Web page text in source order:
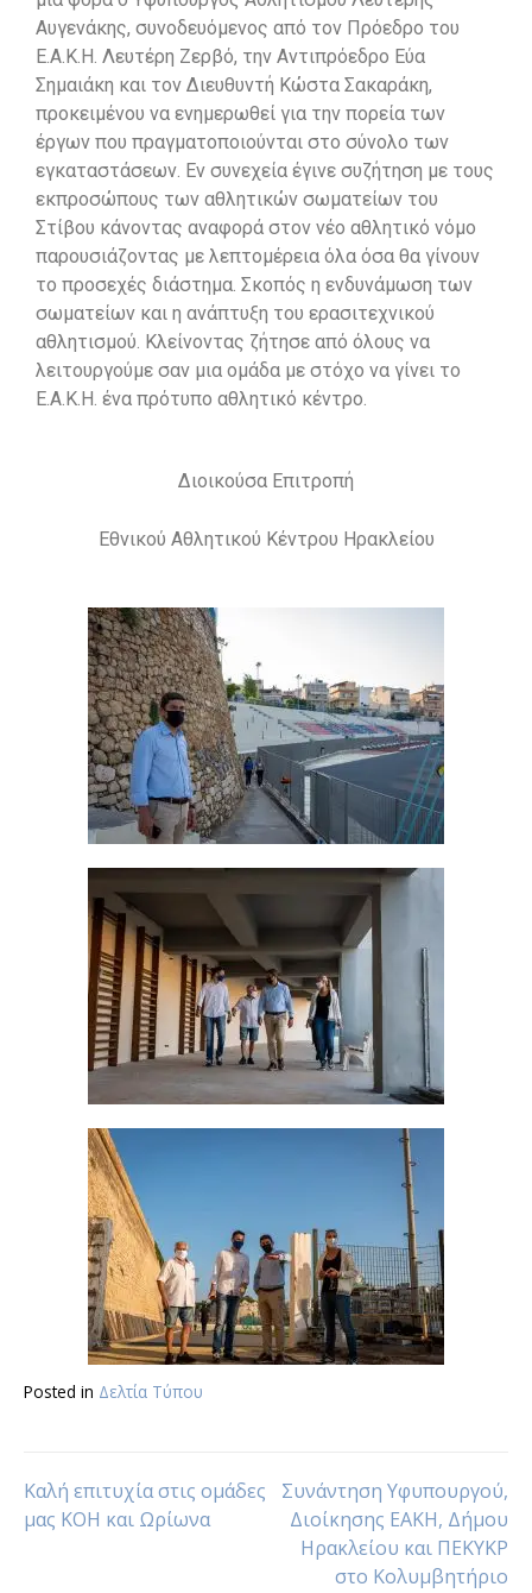
Αυγενάκης, συνοδευόμενος από τον Πρόεδρο του
Ε.Α.Κ.Η. Λευτέρη Ζερβό, την Αντιπρόεδρο Εύα
Σημαιάκη και τον Διευθυντή Κώστα Σακαράκη,
προκειμένου να ενημερωθεί για την πορεία των
έργων που πραγματοποιούνται στο σύνολο των
εγκαταστάσεων. Εν συνεχεία έγινε συζήτηση με τους
εκπροσώπους των αθλητικών σωματείων του
Στίβου κάνοντας αναφορά στον νέο αθλητικό νόμο
παρουσιάζοντας με λεπτομέρεια όλα όσα θα γίνουν
το προσεχές διάστημα. Σκοπός η ενδυνάμωση των
σωματείων και η ανάπτυξη του ερασιτεχνικού
αθλητισμού. Κλείνοντας ζήτησε από όλους να
λειτουργούμε σαν μια ομάδα με στόχο να γίνει το
Ε.Α.Κ.Η. ένα πρότυπο αθλητικό κέντρο.
Διοικούσα Επιτροπή
Εθνικού Αθλητικού Κέντρου Ηρακλείου
Posted in Δελτία Τύπου
Καλή επιτυχία στις ομάδες
μας ΚΟΗ και Ωρίωνα
Συνάντηση Υφυπουργού,
Διοίκησης ΕΑΚΗ, Δήμου
Ηρακλείου και ΠΕΚΥΚΡ
στο Κολυμβητήριο